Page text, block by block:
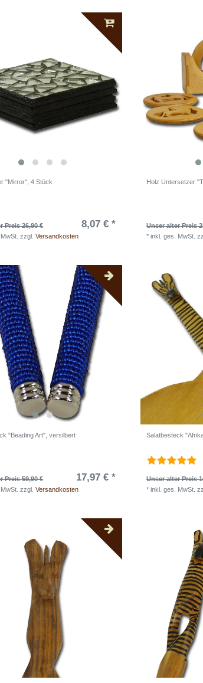
"Mirror", 4 Stück
Preis 26,90 € 8,07 € *
zzgl.Versandkosten
Holz Untersetzer
Unser alter Preis
*inkl. ges. MwSt.
"Beading Art", versilbert
Preis 59,90 € 17,97 € *
zzgl.Versandkosten
Salatbesteck
Unser alter Preis
*inkl. ges. MwSt.